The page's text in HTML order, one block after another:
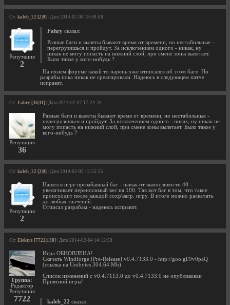
От: kaleb_22 [2|0] | Дата 2014-02-08 18:08:08
Репутация
2
Fahry сказал:
Разные баги и вылеты бывают время от времени, но нестабильные -
перегрузишься и пройдут. За исключением одного - никак, ну
никак не могу попасть на нижний слой, при смене зоны вылетает.
Было такое у кого-нибудь ?
На ихнем форуме какой то парень уже отписался об этом баге. Но
разрабы пока никак не среагировали. Надеюсь в следующем патче
исправят.
От: Fahry [36|11] | Дата 2014-02-07 17:24:20
Репутация
36
Разные баги и вылеты бывают время от времени, но нестабильные -
перегрузишься и пройдут. За исключением одного - никак, ну никак не
могу попасть на нижний слой, при смене зоны вылетает. Было такое у
кого-нибудь ?
От: kaleb_22 [2|0] | Дата 2014-02-05 12:55:25
Репутация
2
Нашел в игре презабавный баг - навык от выносливости 40 -
увеличивает переносимый вес на 100. Так вот баг в том, что такое
происходит после каждой сохр\загр. игру. В итоге можно раскачать
до любых значений.
Отписал разрабам - надеюсь исправят.
От: Elektra [7722|138] | Дата 2014-02-04 14:12:58
Группа:
Редактор
Репутация
7722
Игра ОБНОВЛЕНА!
Скачать Windforge [Pre-Release] v0.4.7133.0 - http://goo.gl/9v0paQ
(ссылка на Unibytes 304.64 Mb)
Список изменений с v0.4.7113.0 до v0.4.7133.0 не опубликован
Приятной игры!
kaleb_22 сказал: